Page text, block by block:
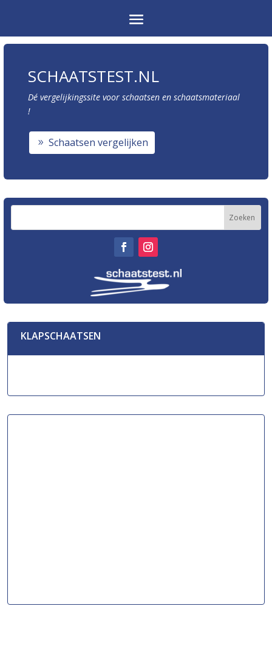
SCHAATSTEST.NL
Dé vergelijkingssite voor schaatsen en schaatsmateriaal
!
Schaatsen vergelijken
KLAPSCHAATSEN